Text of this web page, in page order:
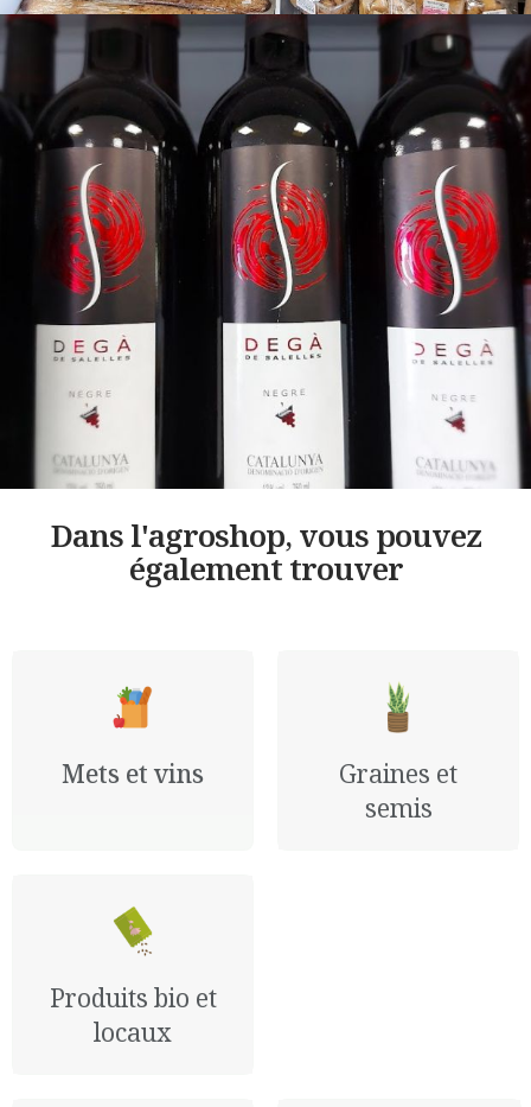
Dans l'agroshop, vous pouvez
également trouver
Mets et vins
Graines et
semis
Produits bio et
locaux